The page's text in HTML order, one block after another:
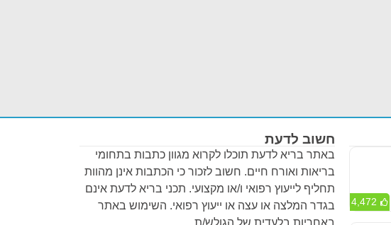
חשוב לדעת
באתר בריא לדעת תוכלו לקרוא מגוון כתבות בתחומי
בריאות ואורח חיים. חשוב לזכור כי הכתבות אינן מהוות
תחליף לייעוץ רפואי ו/או מקצועי. תכני בריא לדעת אינם
בגדר המלצה או עצה או ייעוץ רפואי. השימוש באתר
באחריות בלעדית של הגולש/ת.
4,472